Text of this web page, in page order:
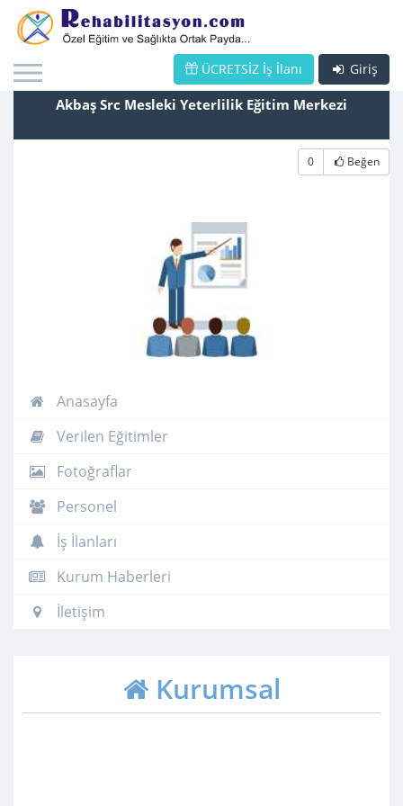
Giriş
ÜCRETSİZ İş İlanı
Akbaş Src Mesleki Yeterlilik Eğitim Merkezi
0 Beğen
Anasayfa
Verilen Eğitimler
Fotoğraflar
Personel
İş İlanları
Kurum Haberleri
İletişim
Kurumsal